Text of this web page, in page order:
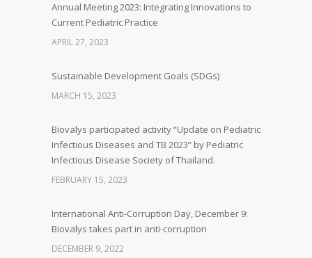
Annual Meeting 2023: Integrating Innovations to
Current Pediatric Practice
APRIL 27, 2023
Sustainable Development Goals (SDGs)
MARCH 15, 2023
Biovalys participated activity “Update on Pediatric
Infectious Diseases and TB 2023” by Pediatric
Infectious Disease Society of Thailand.
FEBRUARY 15, 2023
International Anti-Corruption Day, December 9:
Biovalys takes part in anti-corruption
DECEMBER 9, 2022